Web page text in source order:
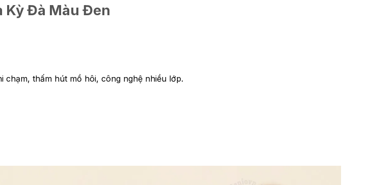
Kỳ Đà Màu Đen
chạm, thấm hút mồ hôi, công nghệ nhiều lớp.